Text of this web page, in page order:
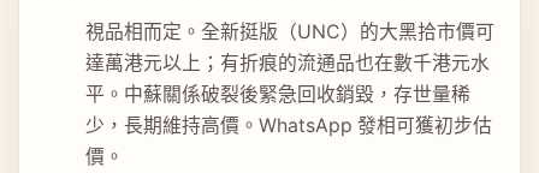
視品相而定。全新挺版（UNC）的大黑拾市價可
達萬港元以上；有折痕的流通品也在數千港元水
平。中蘇關係破裂後緊急回收銷毀，存世量稀
少，長期維持高價。WhatsApp 發相可獲初步估
價。